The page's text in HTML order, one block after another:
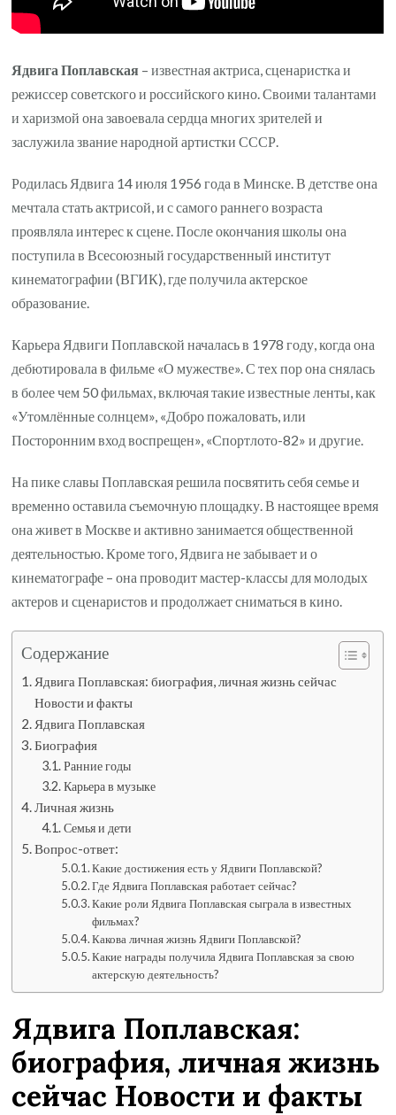
Ядвига Поплавская – известная актриса, сценаристка и
режиссер советского и российского кино. Своими талантами
и харизмой она завоевала сердца многих зрителей и
заслужила звание народной артистки СССР.
Родилась Ядвига 14 июля 1956 года в Минске. В детстве она
мечтала стать актрисой, и с самого раннего возраста
проявляла интерес к сцене. После окончания школы она
поступила в Всесоюзный государственный институт
кинематографии (ВГИК), где получила актерское
образование.
Карьера Ядвиги Поплавской началась в 1978 году, когда она
дебютировала в фильме «О мужестве». С тех пор она снялась
в более чем 50 фильмах, включая такие известные ленты, как
«Утомлённые солнцем», «Добро пожаловать, или
Посторонним вход воспрещен», «Спортлото-82» и другие.
На пике славы Поплавская решила посвятить себя семье и
временно оставила съемочную площадку. В настоящее время
она живет в Москве и активно занимается общественной
деятельностью. Кроме того, Ядвига не забывает и о
кинематографе – она проводит мастер-классы для молодых
актеров и сценаристов и продолжает сниматься в кино.
Содержание
Ядвига Поплавская: биография, личная жизнь сейчас
Новости и факты
Ядвига Поплавская
Биография
Ранние годы
Карьера в музыке
Личная жизнь
Семья и дети
Вопрос-ответ:
Какие достижения есть у Ядвиги Поплавской?
Где Ядвига Поплавская работает сейчас?
Какие роли Ядвига Поплавская сыграла в известных
фильмах?
Какова личная жизнь Ядвиги Поплавской?
Какие награды получила Ядвига Поплавская за свою
актерскую деятельность?
Ядвига Поплавская:
биография, личная жизнь
сейчас Новости и факты